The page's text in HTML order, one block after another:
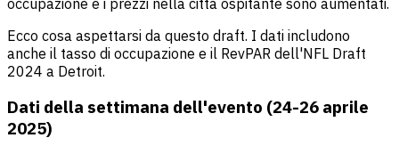
Ecco cosa aspettarsi da questo draft. I dati includono
anche il tasso di occupazione e il RevPAR dell'NFL Draft
2024 a Detroit.
Dati della settimana dell'evento (24-26 aprile
2025)